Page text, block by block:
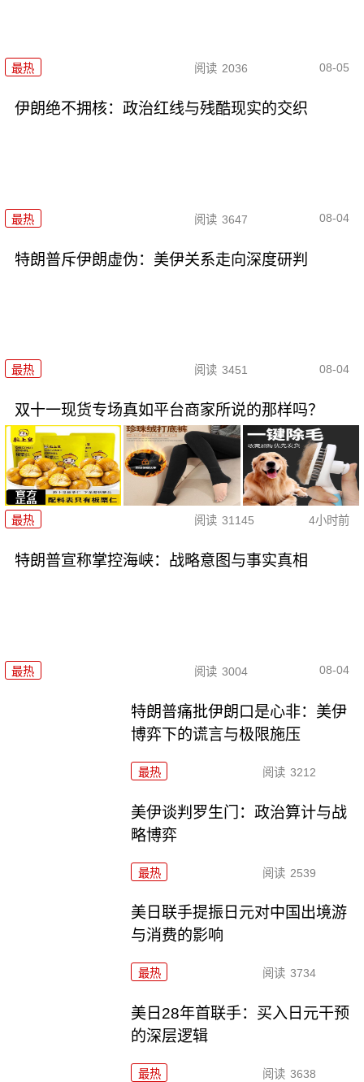
最热 阅读 2036 08-05
伊朗绝不拥核：政治红线与残酷现实的交织
最热 阅读 3647 08-04
特朗普斥伊朗虚伪：美伊关系走向深度研判
最热 阅读 3451 08-04
双十一现货专场真如平台商家所说的那样吗？
最热 阅读 31145 4小时前
特朗普宣称掌控海峡：战略意图与事实真相
最热 阅读 3004 08-04
特朗普痛批伊朗口是心非：美伊
博弈下的谎言与极限施压
最热 阅读 3212
美伊谈判罗生门：政治算计与战
略博弈
最热 阅读 2539
美日联手提振日元对中国出境游
与消费的影响
最热 阅读 3734
美日28年首联手：买入日元干预
的深层逻辑
最热 阅读 3638